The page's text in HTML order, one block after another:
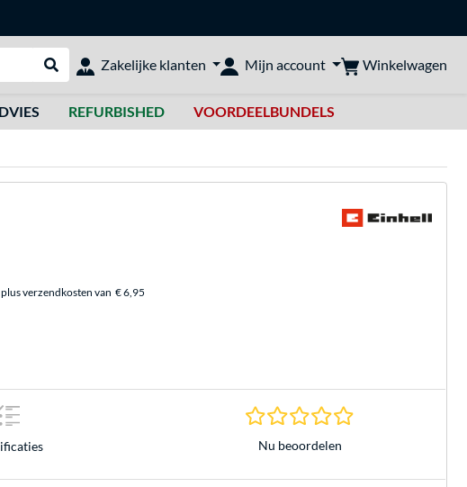
Webshop doorzoeken
Zakelijke klanten Mijn account Winkelwagen
REFURBISHED VOORDEELBUNDELS
plus verzendkosten van € 6,95
0.0 sterren
Nu beoordelen